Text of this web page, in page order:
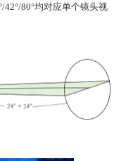
/42°/80°均对应单个镜头视